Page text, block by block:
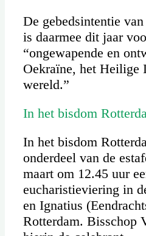
De gebedsintentie
is daarmee dit jaar
“ongewapende en
Oekraïne, het Heilige
wereld.”
In het bisdom
In het bisdom
onderdeel van de
maart om 12.45 uur
eucharistieviering in
en Ignatius
Rotterdam. Bisschop